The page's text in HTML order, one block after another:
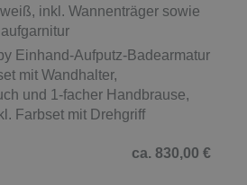
inkl. Wannenträger sowie
Einhand-Aufputz-Badearmatur
mit Wandhalter,
und 1-facher Handbrause,
Farbset mit Drehgriff
ca. 830,00 €